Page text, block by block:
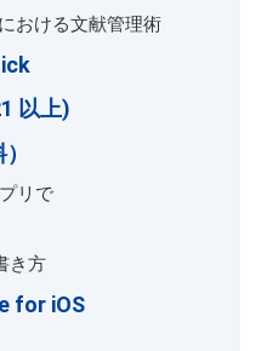
おける文献管理術
以上)
リで
き方
for iOS